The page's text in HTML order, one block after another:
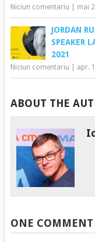
Niciun comentariu mai
JORDAN
SPEAKER
2021
Niciun comentariu apr.
ABOUT THE
ONE COMMENT